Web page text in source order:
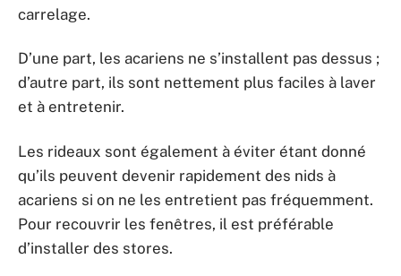
carrelage.
D’une part, les acariens ne s’installent pas dessus ;
d’autre part, ils sont nettement plus faciles à laver
et à entretenir.
Les rideaux sont également à éviter étant donné
qu’ils peuvent devenir rapidement des nids à
acariens si on ne les entretient pas fréquemment.
Pour recouvrir les fenêtres, il est préférable
d’installer des stores.